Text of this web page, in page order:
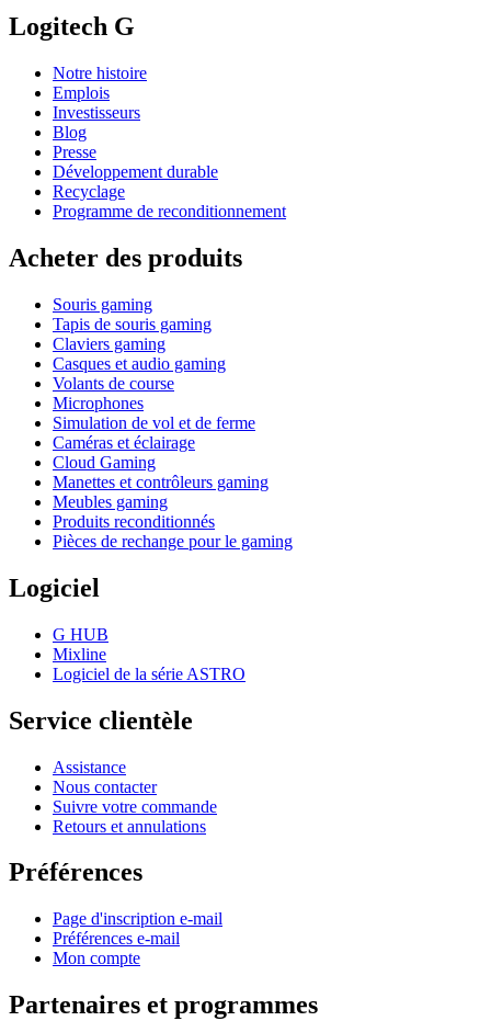
Logitech G
Notre histoire
Emplois
Investisseurs
Blog
Presse
Développement durable
Recyclage
Programme de reconditionnement
Acheter des produits
Souris gaming
Tapis de souris gaming
Claviers gaming
Casques et audio gaming
Volants de course
Microphones
Simulation de vol et de ferme
Caméras et éclairage
Cloud Gaming
Manettes et contrôleurs gaming
Meubles gaming
Produits reconditionnés
Pièces de rechange pour le gaming
Logiciel
G HUB
Mixline
Logiciel de la série ASTRO
Service clientèle
Assistance
Nous contacter
Suivre votre commande
Retours et annulations
Préférences
Page d'inscription e-mail
Préférences e-mail
Mon compte
Partenaires et programmes